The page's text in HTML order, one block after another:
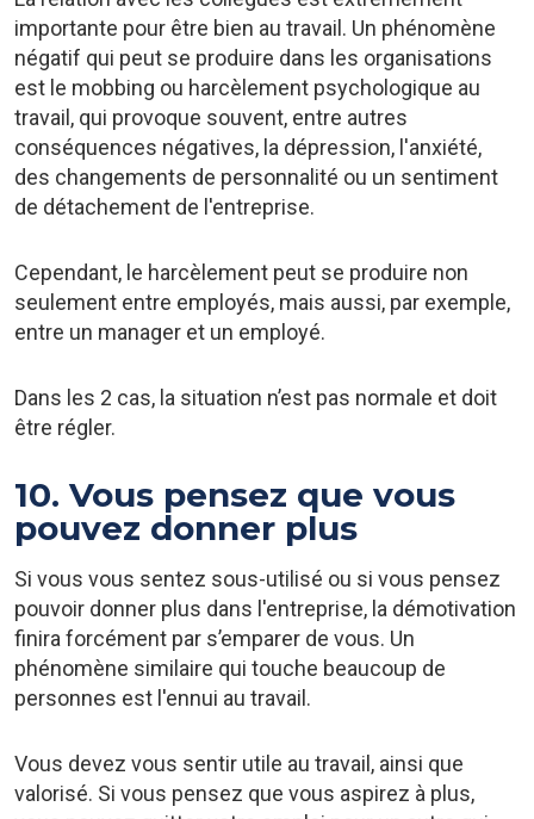
importante pour être bien au travail. Un phénomène
négatif qui peut se produire dans les organisations
est le mobbing ou harcèlement psychologique au
travail, qui provoque souvent, entre autres
conséquences négatives, la dépression, l'anxiété,
des changements de personnalité ou un sentiment
de détachement de l'entreprise.
Cependant, le harcèlement peut se produire non
seulement entre employés, mais aussi, par exemple,
entre un manager et un employé.
Dans les 2 cas, la situation n’est pas normale et doit
être régler.
10. Vous pensez que vous
pouvez donner plus
Si vous vous sentez sous-utilisé ou si vous pensez
pouvoir donner plus dans l'entreprise, la démotivation
finira forcément par s’emparer de vous. Un
phénomène similaire qui touche beaucoup de
personnes est l'ennui au travail.
Vous devez vous sentir utile au travail, ainsi que
valorisé. Si vous pensez que vous aspirez à plus,